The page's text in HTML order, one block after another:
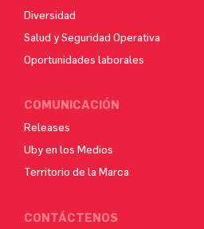
Diversidad
Salud y Seguridad Operativa
Oportunidades laborales
COMUNICACIÓN
Releases
Uby en los Medios
Territorio de la Marca
CONTÁCTENOS